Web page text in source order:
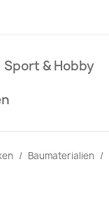
Sport & Hobby
Baumaterialien